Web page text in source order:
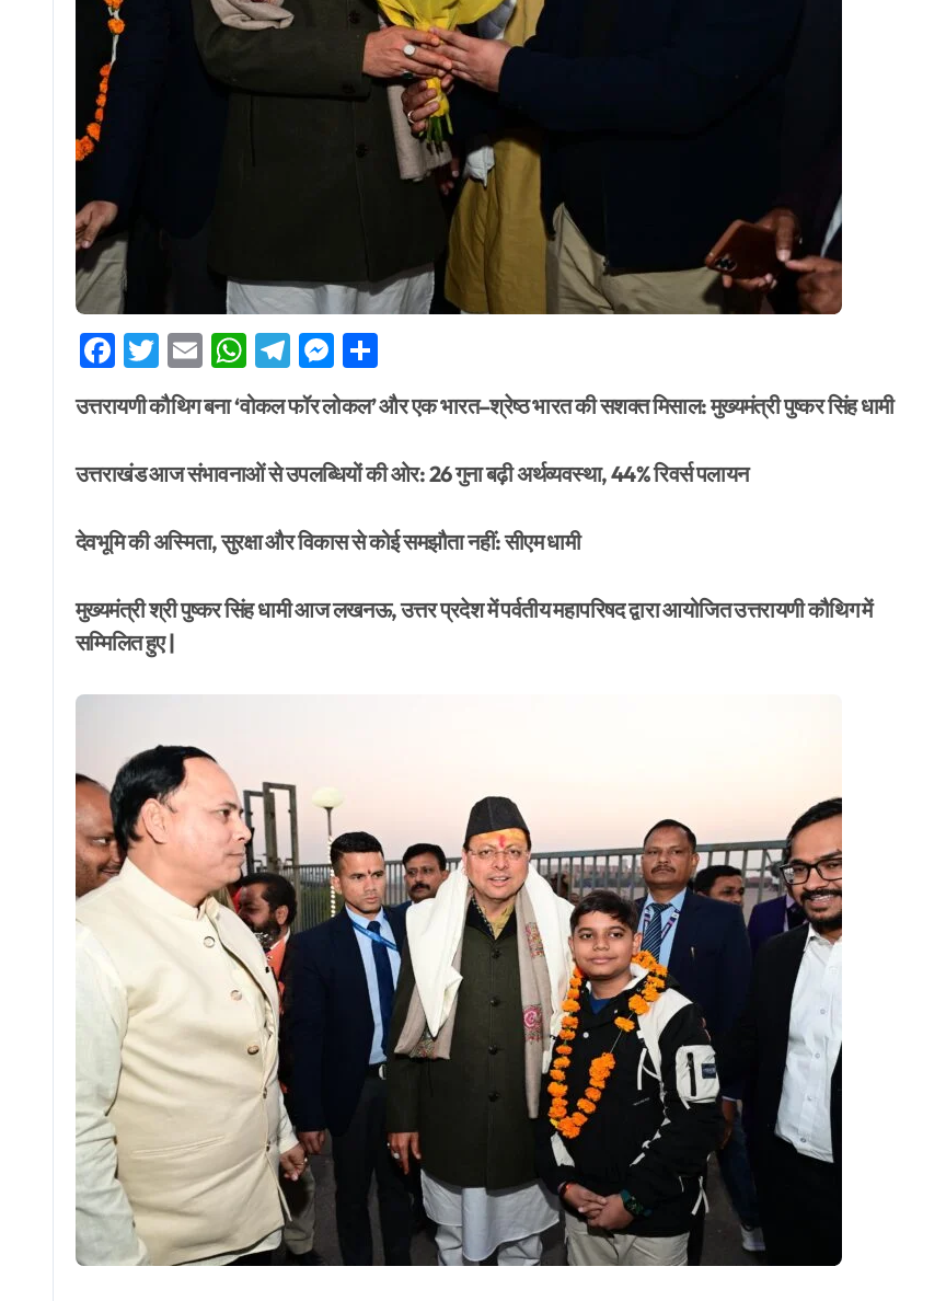
Facebook
Twitter
EmailWhatsApp
Telegram
Messenger
उत्तरायणी कौथिग बना ‘वोकल फॉर लोकल’ और एक भारत–श्रेष्ठ भारत की सशक्त मिसाल: मुख्यमंत्री पुष्कर सिंह धामी
उत्तराखंड आज संभावनाओं से उपलब्धियों की ओर: 26 गुना बढ़ी अर्थव्यवस्था, 44% रिवर्स पलायन
देवभूमि की अस्मिता, सुरक्षा और विकास से कोई समझौता नहीं: सीएम धामी
मुख्यमंत्री श्री पुष्कर सिंह धामी आज लखनऊ, उत्तर प्रदेश में पर्वतीय महापरिषद द्वारा आयोजित उत्तरायणी कौथिग में
सम्मिलित हुए |